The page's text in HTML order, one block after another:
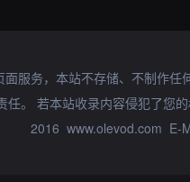
面服务，本站不存储、不制作
任。 若本站收录内容侵犯了您
2016 www.olevod.com E-